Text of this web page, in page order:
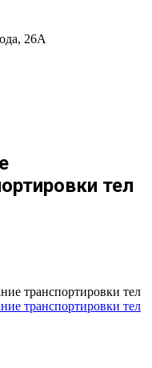
26А
тел
транспортировки тел